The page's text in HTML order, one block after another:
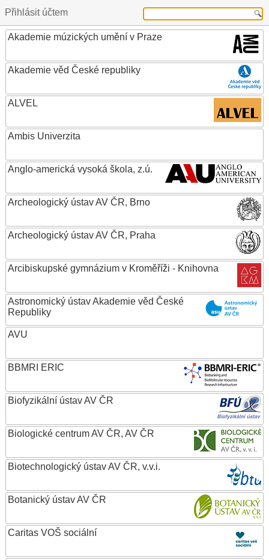
Přihlásit účtem
Akademie múzických umění v Praze
Akademie věd České republiky
ALVEL
Ambis Univerzita
Anglo-americká vysoká škola, z.ú.
Archeologický ústav AV ČR, Brno
Archeologický ústav AV ČR, Praha
Arcibiskupské gymnázium v Kroměříži - Knihovna
Astronomický ústav Akademie věd České
Republiky
AVU
BBMRI ERIC
Biofyzikální ústav AV ČR
Biologické centrum AV ČR, AV ČR
Biotechnologický ústav AV ČR, v.v.i.
Botanický ústav AV ČR
Caritas VOŠ sociální